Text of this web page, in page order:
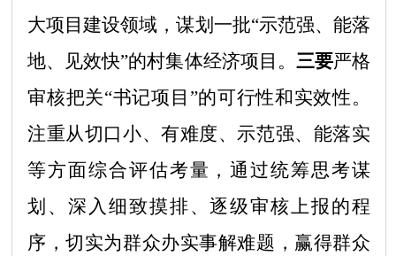
大项目建设领域，谋划一批“示范强、能落
地、见效快”的村集体经济项目。 三要严格
审核把关“书记项目”的可行性和实效性。
注重从切口小、有难度、示范强、能落实
等方面综合评估考量，通过统筹思考谋
划、深入细致摸排、逐级审核上报的程
序，切实为群众办实事解难题，赢得群众